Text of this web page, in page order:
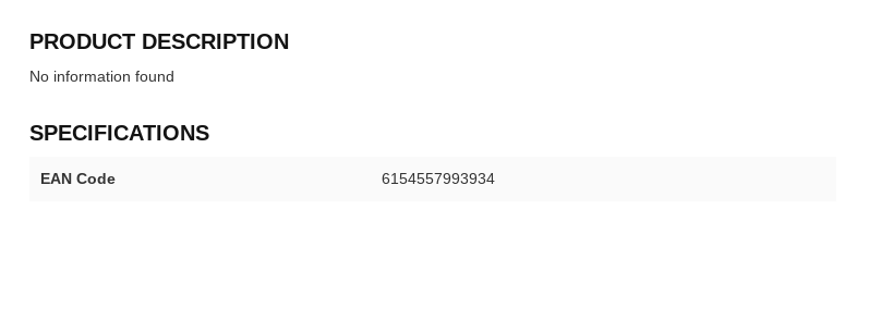
PRODUCT DESCRIPTION
No information found
SPECIFICATIONS
EAN Code 6154557993934